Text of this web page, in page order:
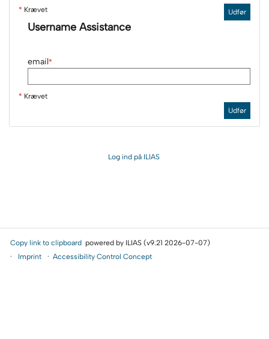
Udfør
* Krævet
Username Assistance
email*
* Krævet
Udfør
Log ind på ILIAS
Copy link to clipboard powered by ILIAS (v9.21 2026-07-07)
Imprint
Accessibility Control Concept